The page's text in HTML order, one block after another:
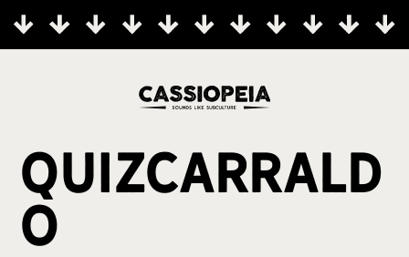
Quizcarrald
o